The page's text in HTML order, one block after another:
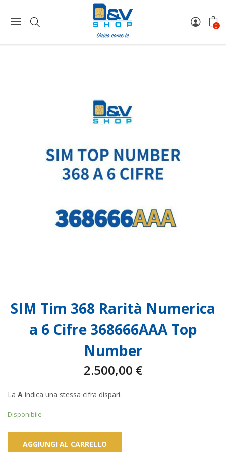
0
Rarità Numeriche a 6 Cifre
ᐅ368 - Rarità Numeriche a 6 Cifre
SIM Tim 368 Rarità Numerica a 6 Cifre 368666AAA Top
SIM Tim 368 Rarità Numerica
a 6 Cifre 368666AAA Top
Number
2.500,00 €
La A indica una stessa cifra dispari.
Disponibile
AGGIUNGI AL CARRELLO